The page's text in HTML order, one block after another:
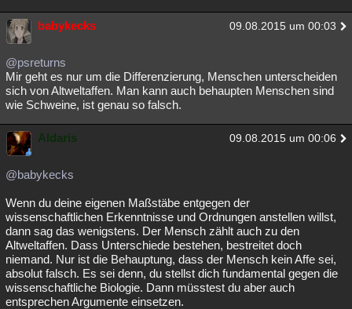
Übersichten
Besucht
Lesenswert
babykecks 09.08.2015 um 00:03
@psreturns
Mir geht es nur um die Differenzierung, Menschen unterscheiden
sich von Altweltaffen. Man kann auch behaupten Menschen sind
wie Schweine, ist genau so falsch.
Aldaris 09.08.2015 um 00:06
@babykecks
Wenn du deine eigenen Maßstäbe entgegen der
wissenschaftlichen Erkenntnisse und Ordnungen anstellen willst,
dann sag das wenigstens. Der Mensch zählt auch zu den
Altweltaffen. Dass Unterschiede bestehen, bestreitet doch
niemand. Nur ist die Behauptung, dass der Mensch kein Affe sei,
absolut falsch. Es sei denn, du stellst dich fundamental gegen die
wissenschaftliche Biologie. Dann müsstest du aber auch
entsprechen Argumente einsetzen.